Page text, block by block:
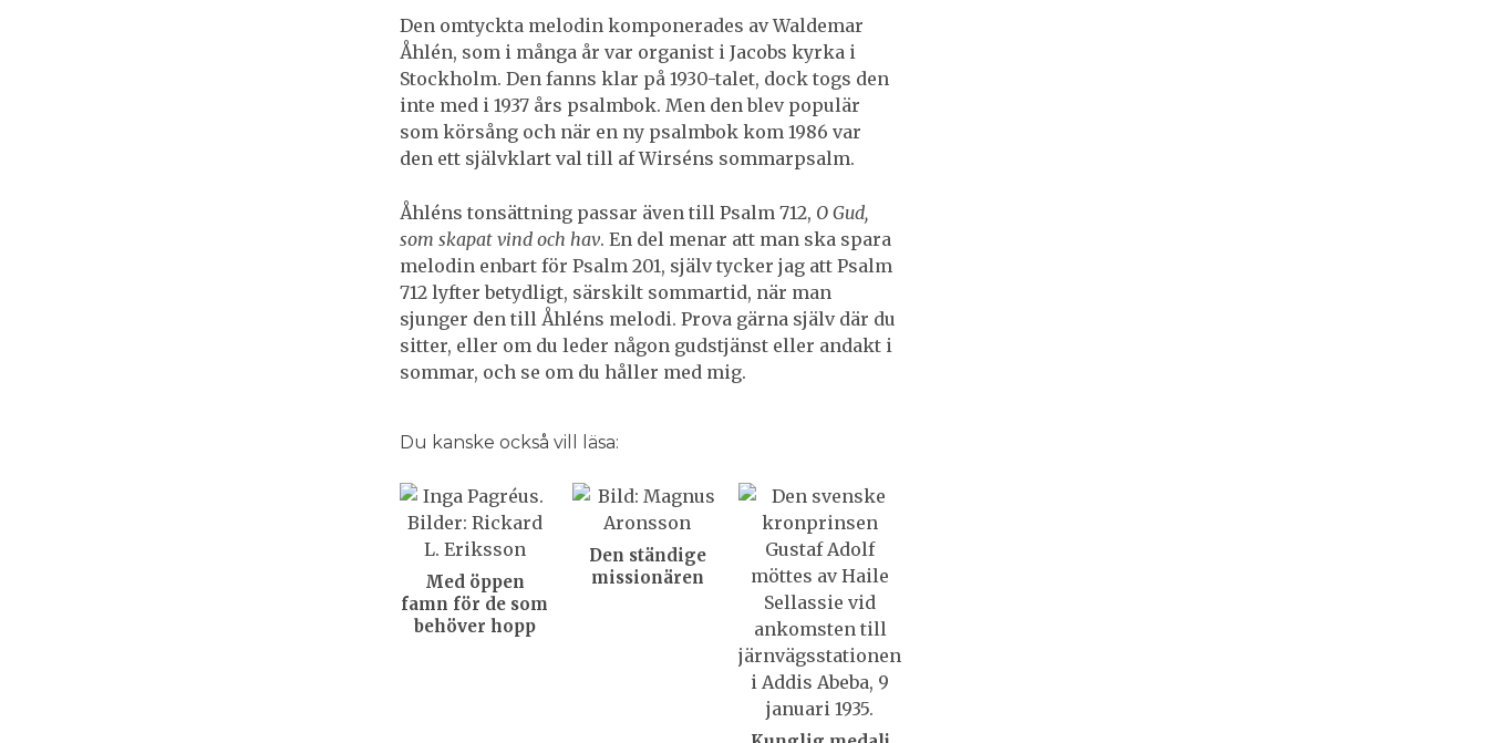
Den omtyckta melodin komponerades av Waldemar
Åhlén, som i många år var organist i Jacobs kyrka i
Stockholm. Den fanns klar på 1930-talet, dock togs den
inte med i 1937 års psalmbok. Men den blev populär
som körsång och när en ny psalmbok kom 1986 var
den ett självklart val till af Wirséns sommar­psalm.
Åhléns tonsättning passar även till Psalm 712, O Gud,
som skapat vind och hav. En del menar att man ska spara
melodin enbart för Psalm 201, själv tycker jag att Psalm
712 lyfter betydligt, särskilt sommartid, när man
sjunger den till Åhléns melodi. Prova gärna själv där du
sitter, eller om du leder någon gudstjänst eller andakt i
sommar, och se om du håller med mig.
Du kanske också vill läsa:
Med öppen
famn för de som
behöver hopp
Den ständige
missionären